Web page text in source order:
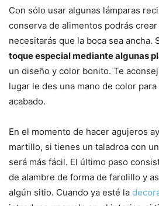
Con sólo usar algunas lámparas
conserva de alimentos podrás
necesitarás que la boca sea ancha.
toque especial mediante algunas
un diseño y color bonito. Te
lugar le des una mano de color
acabado.
En el momento de hacer agujeros
martillo, si tienes un taladroa con
será más fácil. El último paso
de alambre de forma de farolillo y
algún sitio. Cuando ya esté la